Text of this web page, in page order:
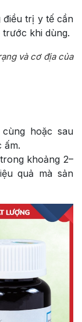
điều trị y tế cần
khi dùng.
và cơ địa của
hoặc sau
ấm.
khoảng 2–
quả mà sản